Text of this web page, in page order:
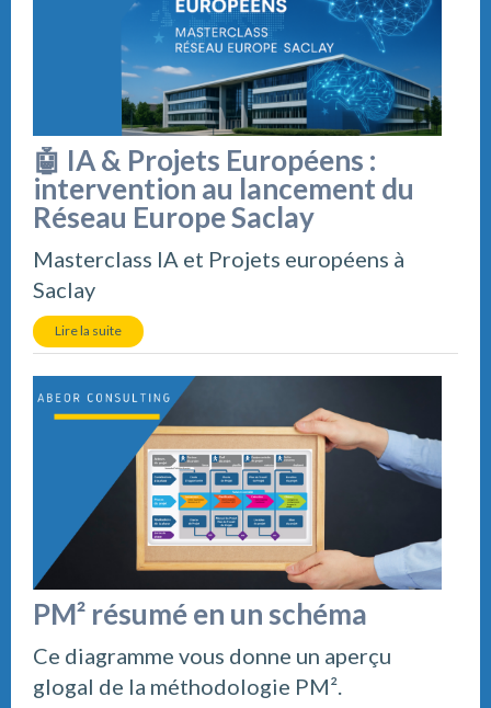
🤖 IA & Projets Européens :
intervention au lancement du
Réseau Europe Saclay
Masterclass IA et Projets européens à
Saclay
Lire la suite
PM² résumé en un schéma
Ce diagramme vous donne un aperçu
glogal de la méthodologie PM².